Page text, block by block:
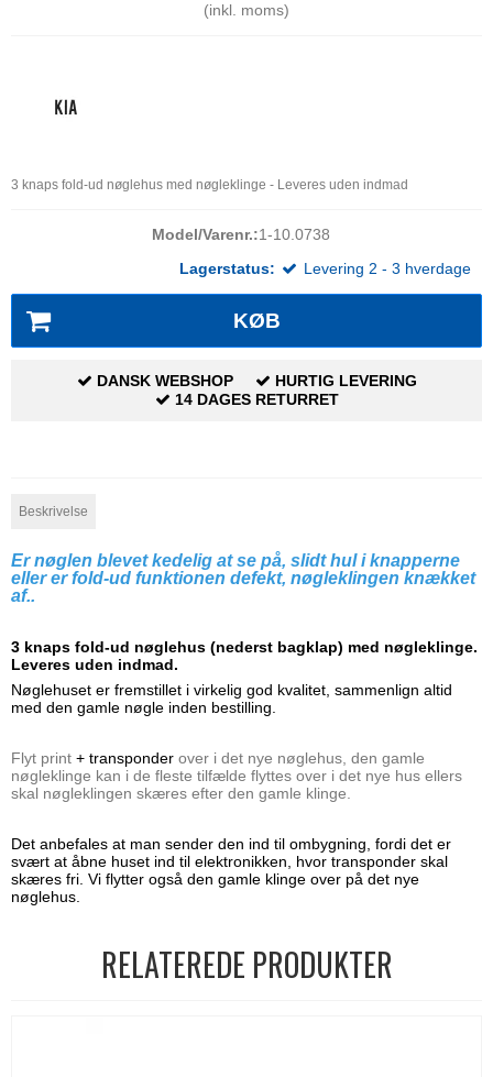
(inkl. moms)
3 knaps fold-ud nøglehus med nøgleklinge - Leveres uden indmad
Model/Varenr.:1-10.0738
Lagerstatus:
Levering 2 - 3 hverdage
KØB
DANSK WEBSHOP
HURTIG LEVERING
14 DAGES RETURRET
Beskrivelse
Er nøglen blevet kedelig at se på, slidt hul i knapperne
eller er fold-ud funktionen defekt, nøgleklingen knækket
af..
3 knaps fold-ud nøglehus (nederst bagklap) med nøgleklinge.
Leveres uden indmad.
Nøglehuset er fremstillet i virkelig god kvalitet, sammenlign altid
med den gamle nøgle inden bestilling.
Flyt print + transponder over i det nye nøglehus, den gamle
nøgleklinge kan i de fleste tilfælde flyttes over i det nye hus ellers
skal nøgleklingen skæres efter den gamle klinge.
Det anbefales at man sender den ind til ombygning, fordi det er
svært at åbne huset ind til elektronikken, hvor transponder skal
skæres fri. Vi flytter også den gamle klinge over på det nye
nøglehus.
RELATEREDE PRODUKTER